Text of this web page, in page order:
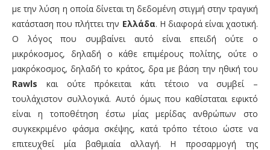
με την λύση η οποία δίνεται τη δεδομένη στιγμή στην τραγική
κατάσταση που πλήττει την Ελλάδα. Η διαφορά είναι χαοτική.
Ο λόγος που συμβαίνει αυτό είναι επειδή ούτε ο
μικρόκοσμος, δηλαδή ο κάθε επιμέρους πολίτης, ούτε ο
μακρόκοσμος, δηλαδή το κράτος, δρα με βάση την ηθική του
Rawls και ούτε πρόκειται κάτι τέτοιο να συμβεί –
τουλάχιστον συλλογικά. Αυτό όμως που καθίσταται εφικτό
είναι η τοποθέτηση έστω μίας μερίδας ανθρώπων στο
συγκεκριμένο φάσμα σκέψης, κατά τρόπο τέτοιο ώστε να
επιτευχθεί μία βαθμιαία αλλαγή. Η προσαρμογή της